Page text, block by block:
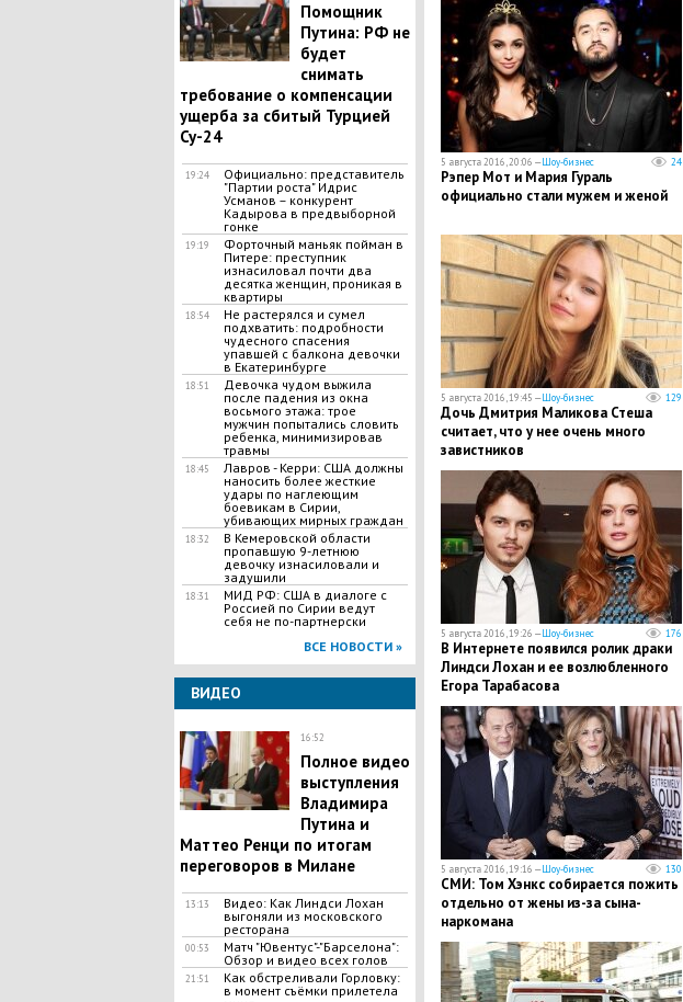
Помощник
Путина: РФ не
будет
снимать
требование о компенсации
ущерба за сбитый Турцией
Су-24
19:24
Официально: представитель
"Партии роста" Идрис
Усманов – конкурент
Кадырова в предвыборной
гонке
19:19
Форточный маньяк пойман в
Питере: преступник
изнасиловал почти два
десятка женщин, проникая в
квартиры
18:54
Не растерялся и сумел
подхватить: подробности
чудесного спасения
упавшей с балкона девочки
в Екатеринбурге
18:51
Девочка чудом выжила
после падения из окна
восьмого этажа: трое
мужчин попытались словить
ребенка, минимизировав
травмы
18:45
Лавров - Керри: США должны
наносить более жесткие
удары по наглеющим
боевикам в Сирии,
убивающих мирных граждан
18:32
В Кемеровской области
пропавшую 9-летнюю
девочку изнасиловали и
задушили
18:31
МИД РФ: США в диалоге с
Россией по Сирии ведут
себя не по-партнерски
ВСЕ НОВОСТИ »
ВИДЕО
16:52
Полное видео
выступления
Владимира
Путина и
Маттео Ренци по итогам
переговоров в Милане
13:13
Видео: Как Линдси Лохан
выгоняли из московского
ресторана
00:53
Матч "Ювентус"-"Барселона":
Обзор и видео всех голов
21:51
Как обстреливали Горловку:
в момент съёмки прилетела
5 августа 2016, 20:06 —Шоу-бизнес 24
Рэпер Мот и Мария Гураль
официально стали мужем и женой
5 августа 2016, 19:45 —Шоу-бизнес 129
Дочь Дмитрия Маликова Стеша
считает, что у нее очень много
завистников
5 августа 2016, 19:26 —Шоу-бизнес 176
В Интернете появился ролик драки
Линдси Лохан и ее возлюбленного
Егора Тарабасова
5 августа 2016, 19:16 —Шоу-бизнес 130
СМИ: Том Хэнкс собирается пожить
отдельно от жены из-за сына-
наркомана